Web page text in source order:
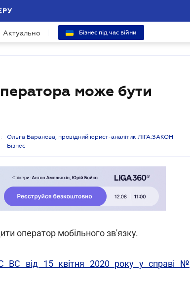
Актуально Бізнес під час війни
може бути
Ольга Баранова, провідний юрист-аналітик ЛІГА:ЗАКОН
Бізнес
оператор мобільного зв'язку.
ВС від 15 квітня 2020 року у справі №